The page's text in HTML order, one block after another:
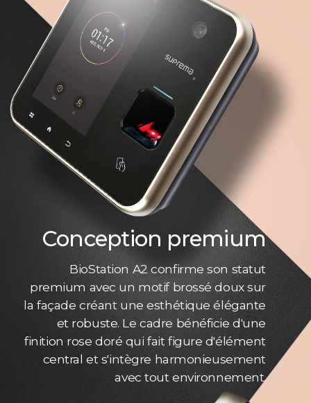
Conception premium
BioStation A2 confirme son statut
premium avec un motif brossé doux sur
la façade créant une esthétique élégante
et robuste. Le cadre bénéficie d'une
finition rose doré qui fait figure d'élément
central et s'intègre harmonieusement
avec tout environnement.